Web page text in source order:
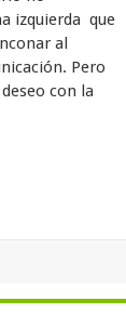
izquierda que
al
Pero
con la